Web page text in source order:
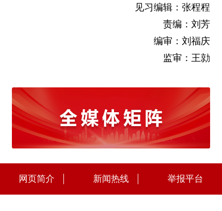
见习编辑：张程程
责编：刘芳
编审：刘福庆
监审：王勍
网页简介 新闻热线 举报平台